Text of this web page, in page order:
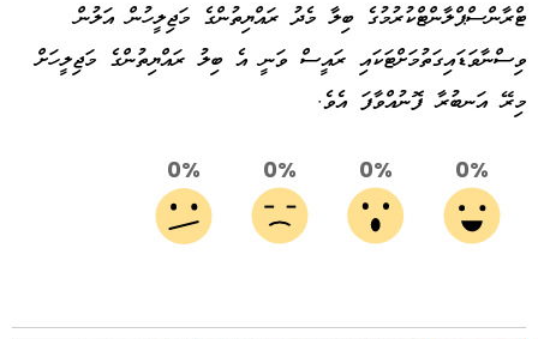
ޓްރާންސްޕްލާންޓްކުރުމުގެ ބިލާ މެދު ރައްޔިތުންގެ މަޖިލީހުން އަލުން
ވިސްނާވަޑައިގަތުމަށްޓަކައި ރައީސް ވަނީ އެ ބިލު ރައްޔިތުންގެ މަޖިލީހަށް
މިރޭ އަނބުރާ ފޮނުއްވާފަ އެވެ.
0%
0%
0%
0%